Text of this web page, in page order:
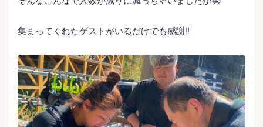
集まってくれたゲストがいるだけでも感謝‼️